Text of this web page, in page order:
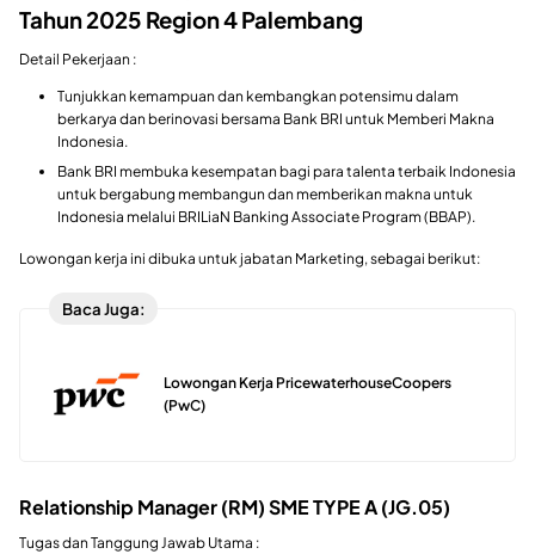
Tahun 2025 Region 4 Palembang
Detail Pekerjaan :
Tunjukkan kemampuan dan kembangkan potensimu dalam
berkarya dan berinovasi bersama Bank BRI untuk Memberi Makna
Indonesia.
Bank BRI membuka kesempatan bagi para talenta terbaik Indonesia
untuk bergabung membangun dan memberikan makna untuk
Indonesia melalui BRILiaN Banking Associate Program (BBAP).
Lowongan kerja ini dibuka untuk jabatan Marketing, sebagai berikut:
Baca Juga:
Lowongan Kerja PricewaterhouseCoopers
(PwC)
Relationship Manager (RM) SME TYPE A (JG.05)
Tugas dan Tanggung Jawab Utama :